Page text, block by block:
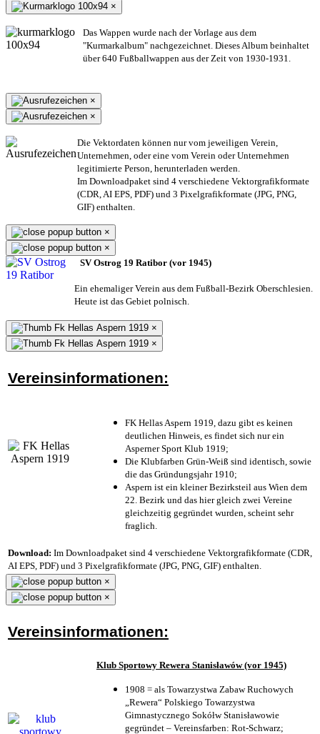
×
Das Wappen wurde nach der Vorlage aus dem
"Kurmarkalbum" nachgezeichnet. Dieses Album beinhaltet
über 640 Fußballwappen aus der Zeit von 1930-1931.
×
×
Die Vektordaten können nur vom jeweiligen Verein,
Unternehmen, oder eine vom Verein oder Unternehmen
legitimierte Person, herunterladen werden.
Im Downloadpaket sind 4 verschiedene Vektorgrafikformate
(CDR, AI EPS, PDF) und 3 Pixelgrafikformate (JPG, PNG,
GIF) enthalten.
×
×
SV Ostrog 19 Ratibor (vor 1945)
Ein ehemaliger Verein aus dem Fußball-Bezirk Oberschlesien.
Heute ist das Gebiet polnisch.
×
×
Vereinsinformationen:
FK Hellas Aspern 1919, dazu gibt es keinen
deutlichen Hinweis, es findet sich nur ein
Asperner Sport Klub 1919;
Die Klubfarben Grün-Weiß sind identisch, sowie
die das Gründungsjahr 1910;
Aspern ist ein kleiner Bezirksteil aus Wien dem
22. Bezirk und das hier gleich zwei Vereine
gleichzeitig gegründet wurden, scheint sehr
fraglich.
Download: Im Downloadpaket sind 4 verschiedene Vektorgrafikformate (CDR,
AI EPS, PDF) und 3 Pixelgrafikformate (JPG, PNG, GIF) enthalten.
×
×
Vereinsinformationen:
Klub Sportowy Rewera Stanisławów (vor 1945)
1908 = als Towarzystwa Zabaw Ruchowych
„Rewera“ Polskiego Towarzystwa
Gimnastycznego Sokółw Stanisławowie
gegründet – Vereinsfarben: Rot-Schwarz;